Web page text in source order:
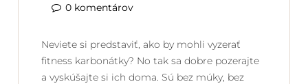
0 komentárov
Neviete si predstaviť, ako by mohli vyzerať
fitness karbonátky? No tak sa dobre pozerajte
a vyskúšajte si ich doma. Sú bez múky, bez